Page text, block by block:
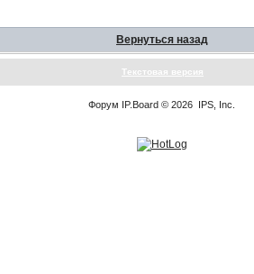
Вернуться назад
Текстовая версия
Форум IP.Board © 2026 IPS, Inc